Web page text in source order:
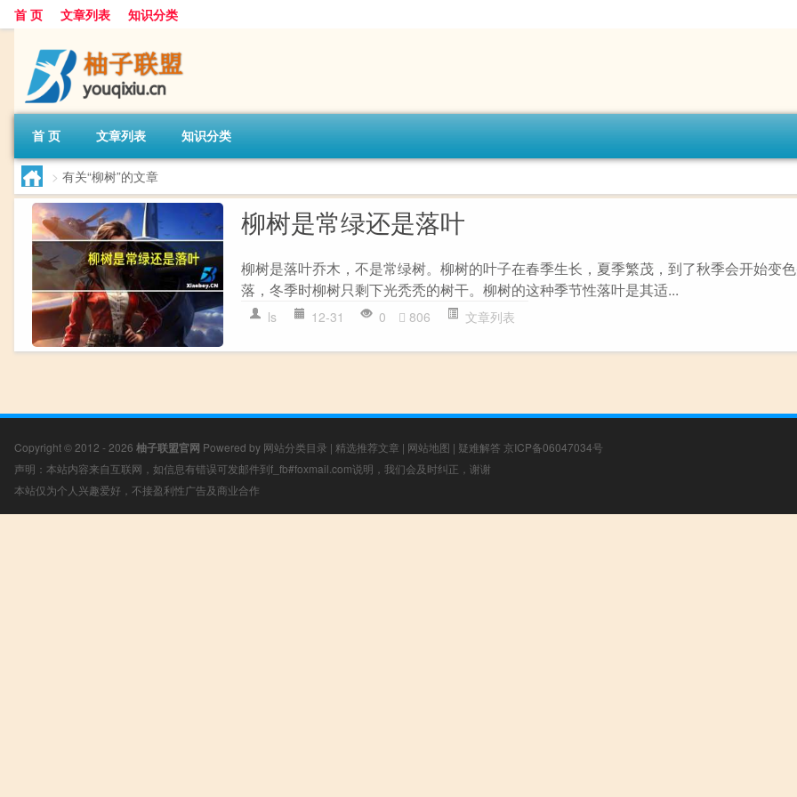
首 页 文章列表 知识分类
首 页 文章列表 知识分类
> 有关“柳树”的文章
柳树是常绿还是落叶
柳树是落叶乔木，不是常绿树。柳树的叶子在春季生长，夏季繁茂，到了秋季会开始变
落，冬季时柳树只剩下光秃秃的树干。柳树的这种季节性落叶是其适...
ls 12-31 0 806 文章列表
Copyright © 2012 - 2026 柚子联盟官网 Powered by 网站分类目录 | 精选推荐文章 | 网站地图 | 疑难解答 京ICP备06047034号
声明：本站内容来自互联网，如信息有错误可发邮件到f_fb#foxmail.com说明，我们会及时纠正，谢谢
本站仅为个人兴趣爱好，不接盈利性广告及商业合作